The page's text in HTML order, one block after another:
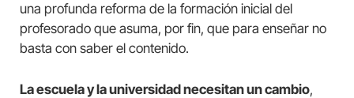
una profunda reforma de la formación inicial del
profesorado que asuma, por fin, que para enseñar no
basta con saber el contenido.
La escuela y la universidad necesitan un cambio,